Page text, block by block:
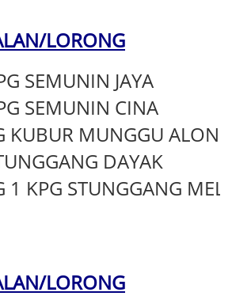
LORONG
SEMUNIN JAYA
SEMUNIN CINA
KUBUR MUNGGU
DAYAK
1 KPG STUNGGANG
LORONG